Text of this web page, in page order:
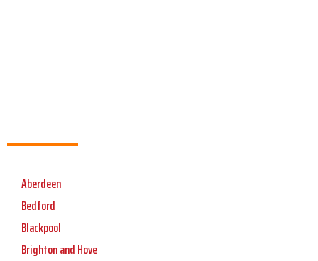
Aberdeen
Bedford
Blackpool
Brighton and Hove